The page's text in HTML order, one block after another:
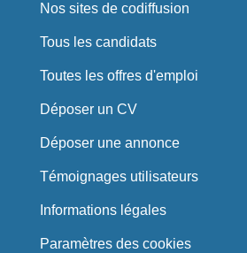
Nos sites de codiffusion
Tous les candidats
Toutes les offres d'emploi
Déposer un CV
Déposer une annonce
Témoignages utilisateurs
Informations légales
Paramètres des cookies